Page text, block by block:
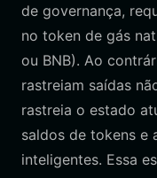
de governança,
no token de gás
ou BNB). Ao
rastreiam saídas
rastreia o estado
saldos de tokens e
inteligentes. Essa